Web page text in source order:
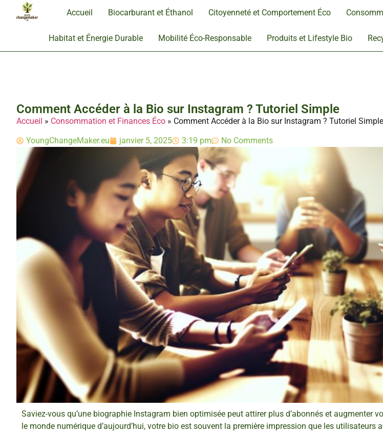
Accueil Biocarburant et Éthanol Citoyenneté et Comportement Éco
Habitat et Énergie Durable Mobilité Éco-Responsable Produits et Lifestyle Bio
Comment Accéder à la Bio sur Instagram ? Tutoriel Simple
Accueil » Consommation et Finances Éco » Comment Accéder à la Bio sur Instagram ? Tutoriel Simple
YoungChangeMaker.eu janvier 5, 2025 3:19 pm No Comments
Saviez-vous qu’une biographie Instagram bien optimisée peut attirer plus d’abonnés et augmenter
le monde numérique d’aujourd’hui, votre bio est souvent la première impression que les utilisateurs